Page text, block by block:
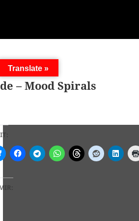
– Mood Spirals
Translate »